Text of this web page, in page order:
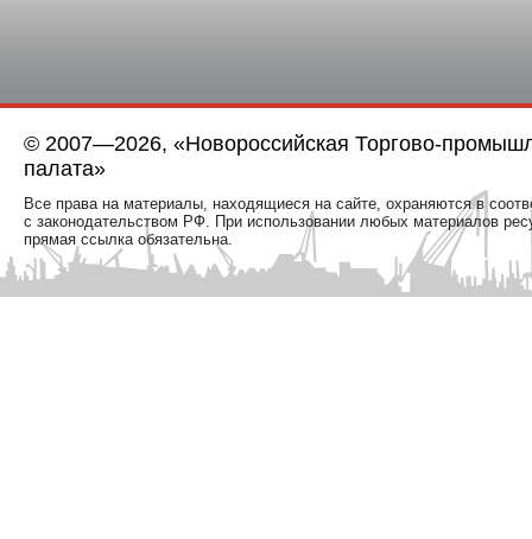
© 2007—2026, «Новороссийская Торгово-
палата»
Все права на материалы, находящиеся на сайте, охраняются в
с законодательством РФ. При использовании любых материалов
прямая ссылка обязательна.